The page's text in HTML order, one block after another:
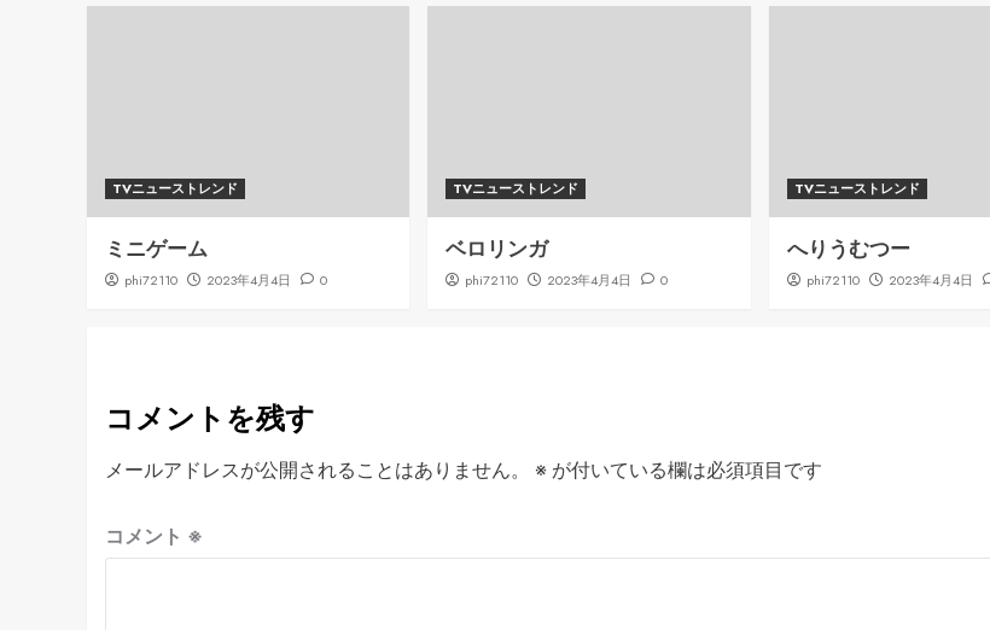
TVニューストレンド
ミニゲーム
phi72110 2023年4月4日 0
TVニューストレンド
ベロリンガ
phi72110 2023年4月4日 0
TVニューストレンド
へりうむつー
phi72110 2023年4月4日
コメントを残す
メールアドレスが公開されることはありません。 ※ が付いている欄は必須項目です
コメント ※